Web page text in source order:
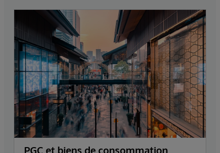
PGC et biens de consommation